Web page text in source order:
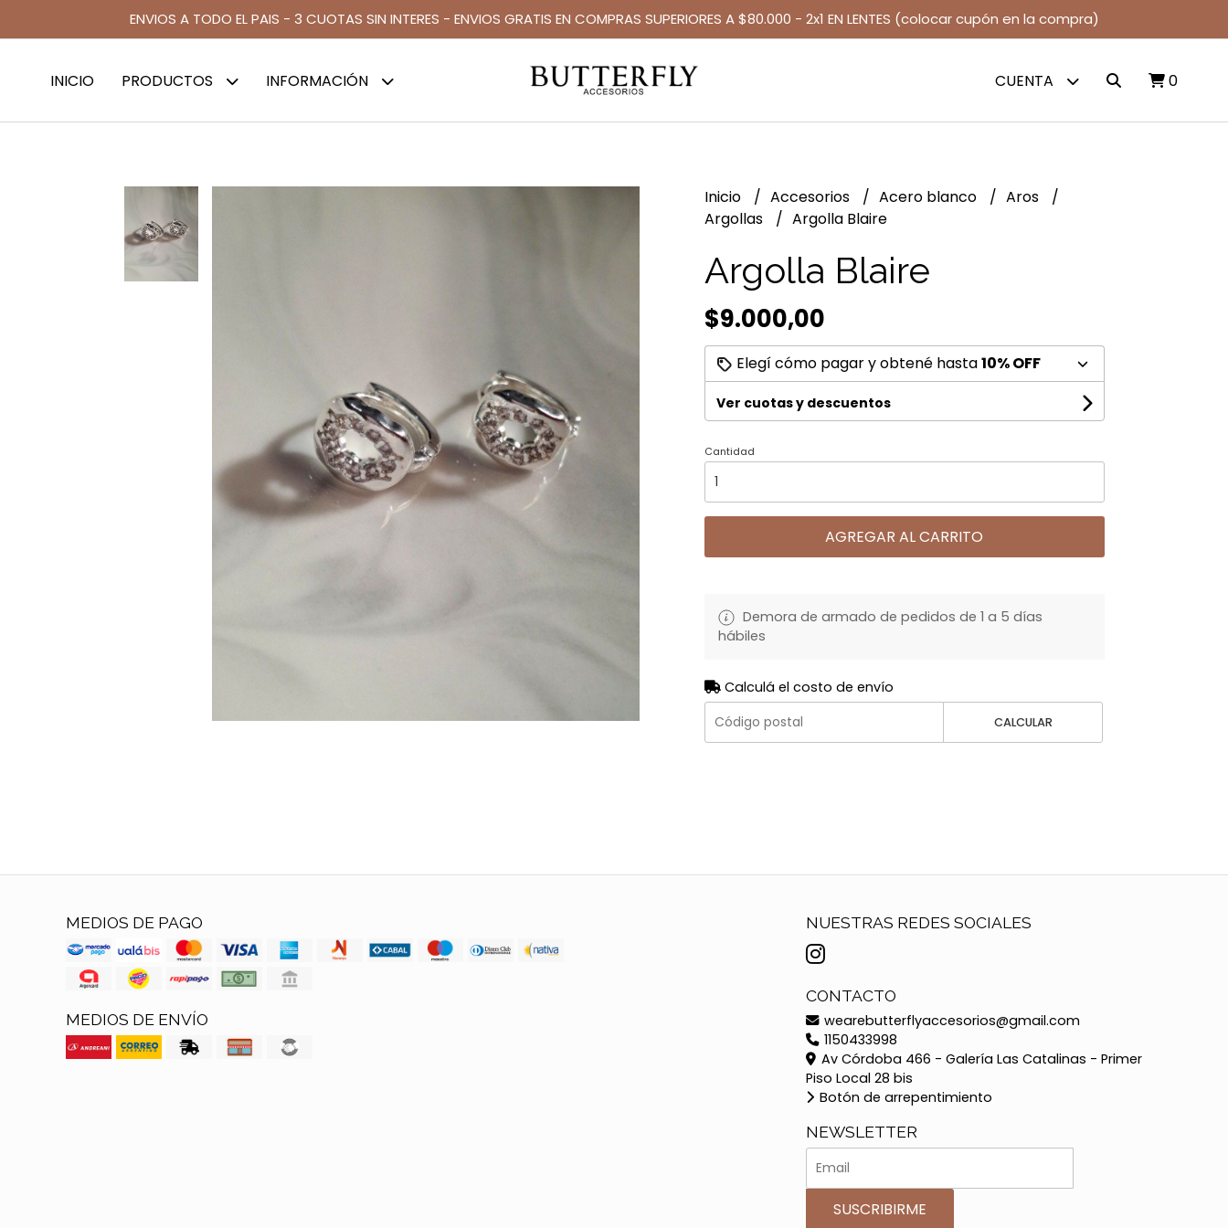
ENVIOS A TODO EL PAIS - 3 CUOTAS SIN INTERES - ENVIOS GRATIS EN COMPRAS SUPERIORES A $80.000 - 2x1 EN LENTES (colocar cupón en la compra)
INICIO PRODUCTOS INFORMACIÓN CUENTA 0
Inicio Accesorios Acero blanco
Aros
Argollas
Argolla Blaire
Argolla Blaire
$9.000,00
Elegí cómo pagar y obtené hasta10% OFF
Ver cuotas y descuentos
Cantidad
AGREGAR AL CARRITO
Demora de armado de pedidos de 1 a 5 días
hábiles
Calculá el costo de envío
CALCULAR
MEDIOS DE PAGO
MEDIOS DE ENVÍO
NUESTRAS REDES SOCIALES
CONTACTO
wearebutterflyaccesorios@gmail.com
1150433998
Av Córdoba 466 - Galería Las Catalinas - Primer
Piso Local 28 bis
Botón de arrepentimiento
NEWSLETTER
SUSCRIBIRME